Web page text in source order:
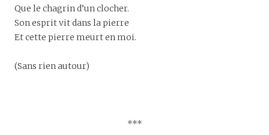
Que le chagrin d’un clocher.
Son esprit vit dans la pierre
Et cette pierre meurt en moi.
(Sans rien autour)
***